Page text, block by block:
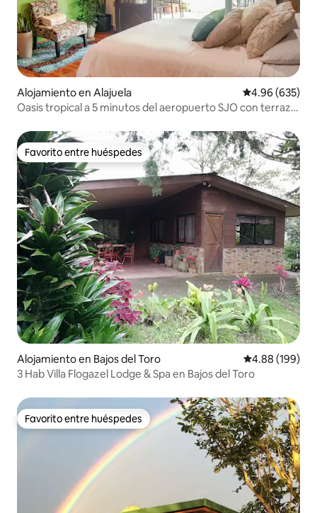
Alojamiento en Alajuela Calificación
4.96 (635)
Oasis tropical a 5 minutos del aeropuerto SJO con terraza
Favorito entre huéspedes
Favorito entre huéspedes
Alojamiento en Bajos del Toro Calificación
4.88 (199)
3 Hab Villa Flogazel Lodge & Spa en Bajos del Toro
Favorito entre huéspedes
Favorito entre huéspedes